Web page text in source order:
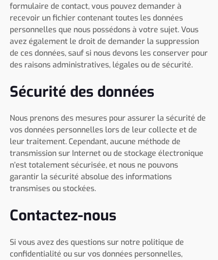
formulaire de contact, vous pouvez demander à
recevoir un fichier contenant toutes les données
personnelles que nous possédons à votre sujet. Vous
avez également le droit de demander la suppression
de ces données, sauf si nous devons les conserver pour
des raisons administratives, légales ou de sécurité.
Sécurité des données
Nous prenons des mesures pour assurer la sécurité de
vos données personnelles lors de leur collecte et de
leur traitement. Cependant, aucune méthode de
transmission sur Internet ou de stockage électronique
n’est totalement sécurisée, et nous ne pouvons
garantir la sécurité absolue des informations
transmises ou stockées.
Contactez-nous
Si vous avez des questions sur notre politique de
confidentialité ou sur vos données personnelles,